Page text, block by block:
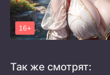
Так же смотрят: